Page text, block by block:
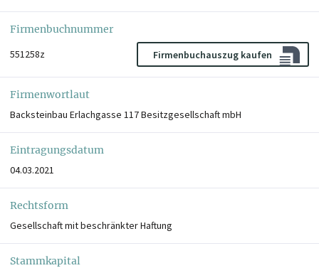
Firmenbuchnummer
551258z
Firmenbuchauszug kaufen
Firmenwortlaut
Backsteinbau Erlachgasse 117 Besitzgesellschaft mbH
Eintragungsdatum
04.03.2021
Rechtsform
Gesellschaft mit beschränkter Haftung
Stammkapital